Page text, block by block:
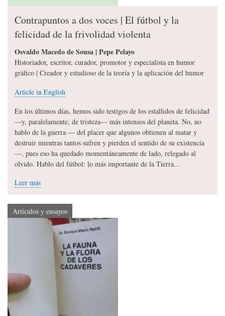
Contrapuntos a dos voces | El fútbol y la
felicidad de la frivolidad violenta
Osvaldo Macedo de Sousa | Pepe Pelayo
Historiador, escritor, curador, promotor y especialista en humor
gráfico | Creador y estudioso de la teoría y la aplicación del humor
Article in English
En los últimos días, hemos sido testigos de los estallidos de felicidad
—y, paralelamente, de tristeza— más intensos del planeta. No, no
hablo de la guerra — del placer que algunos obtienen al matar y
destruir mientras tantos sufren y pierden el sentido de su existencia
—, pues eso ha quedado momentáneamente de lado, relegado al
olvido. Hablo del fútbol: lo más importante de la Tierra...
Leer más
Artículos y ensayos